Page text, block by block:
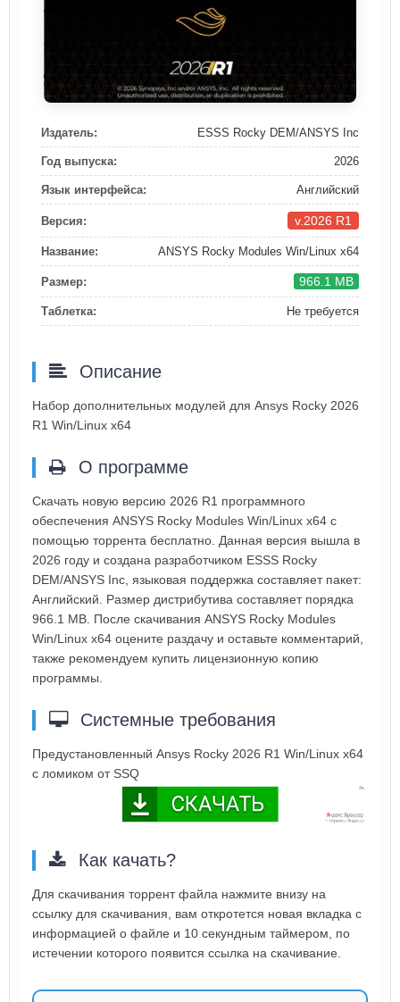
Издатель: ESSS Rocky DEM/ANSYS Inc
Год выпуска: 2026
Язык интерфейса: Английский
Версия: v.2026 R1
Название: ANSYS Rocky Modules Win/Linux x64
Размер: 966.1 MB
Таблетка: Не требуется
Описание
Набор дополнительных модулей для Ansys Rocky 2026
R1 Win/Linux х64
О программе
Скачать новую версию 2026 R1 программного
обеспечения ANSYS Rocky Modules Win/Linux x64 с
помощью торрента бесплатно. Данная версия вышла в
2026 году и создана разработчиком ESSS Rocky
DEM/ANSYS Inc, языковая поддержка составляет пакет:
Английский. Размер дистрибутива составляет порядка
966.1 MB. После скачивания ANSYS Rocky Modules
Win/Linux x64 оцените раздачу и оставьте комментарий,
также рекомендуем купить лицензионную копию
программы.
Системные требования
Предустановленный Ansys Rocky 2026 R1 Win/Linux х64
c ломиком от SSQ
Как качать?
Для скачивания торрент файла нажмите внизу на
ссылку для скачивания, вам откротется новая вкладка с
информацией о файле и 10 секундным таймером, по
истечении которого появится ссылка на скачивание.